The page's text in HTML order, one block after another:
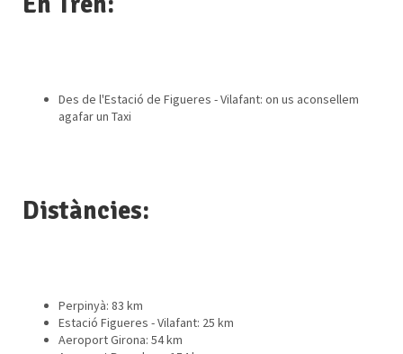
Des de l'Estació de Figueres - Vilafant: on us aconsellem
agafar un Taxi
Distàncies:
Perpinyà: 83 km
Estació Figueres - Vilafant: 25 km
Aeroport Girona: 54 km